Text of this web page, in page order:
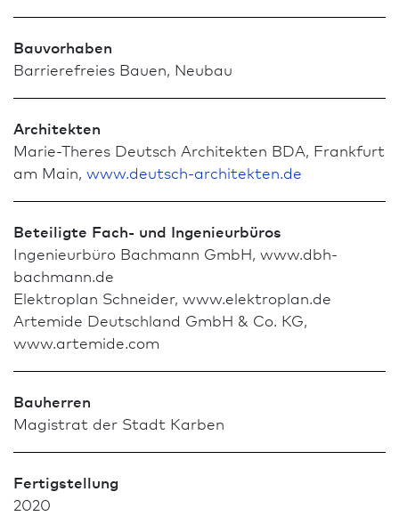
Bauvorhaben
Barrierefreies Bauen, Neu­bau
Architekten
Marie-Theres Deutsch Architekten BDA, Frank­furt
am Main, www.deutsch-architekten.de
Beteiligte Fach- und Ingenieurbüros
Ingenieurbüro Bachmann GmbH, www.dbh-
bachmann.de
Elektroplan Schneider, www.elektroplan.de
Artemide Deutsch­land GmbH & Co. KG,
www.artemide.com
Bauherren
Magistrat der Stadt Karben
Fertigstellung
2020